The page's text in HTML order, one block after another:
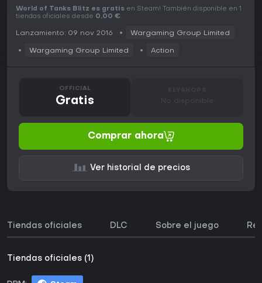
World of Tanks Blitz es gratis en Steam! También disponible en 1
tiendas oficiales desde 0,00 €.
Lanzamiento: 09 nov 2016 Wargaming Group Limited
Wargaming Group Limited Action
OFFICIAL
Gratis No disponible
Comprar ahora
Ver historial de precios
Tiendas oficiales DLC Sobre el juego
Tiendas oficiales (1)